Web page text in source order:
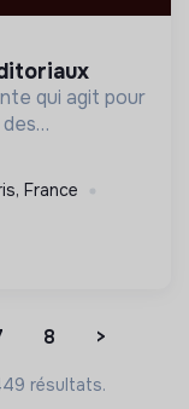
qui agit pour
de la
de
France
8 >
résultats.